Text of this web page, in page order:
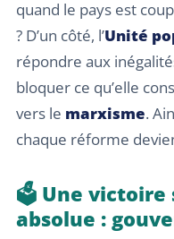
quand le pays est
? D’un côté, l’Unité
répondre aux
bloquer ce qu’elle
vers le marxisme.
chaque réforme
🗳️ Une victoire
absolue :